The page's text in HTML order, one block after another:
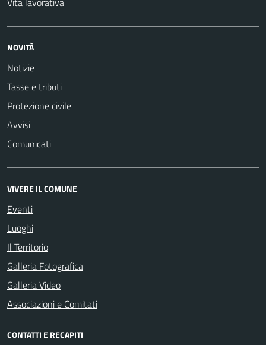
NOVITÀ
Notizie
Tasse e tributi
Protezione civile
Avvisi
Comunicati
VIVERE IL COMUNE
Eventi
Luoghi
Il Territorio
Galleria Fotografica
Galleria Video
Associazioni e Comitati
CONTATTI E RECAPITI